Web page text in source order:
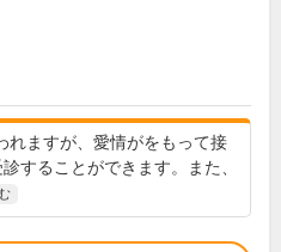
れますが、愛情がをもって接
することができます。また、